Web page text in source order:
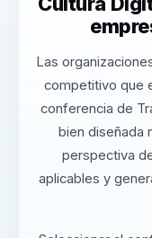
Las
competitivo que
conferencia de
bien diseñada
perspectiva
aplicables y